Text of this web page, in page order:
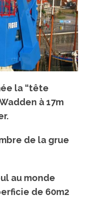
la “tête
à 17m
de la grue
au monde
de 60m2